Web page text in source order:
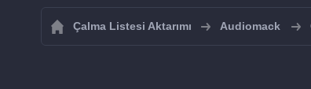
Çalma Listesi Aktarımı Audiomack